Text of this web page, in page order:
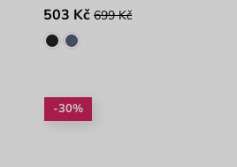
503 Kč 699 Kč
-30%